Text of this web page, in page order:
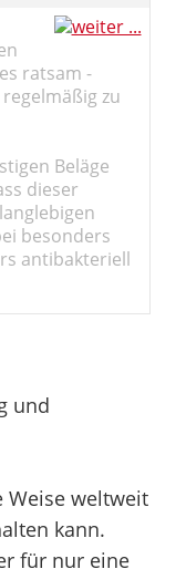
ratsam -
zu
Beläge
dieser
besonders
antibakteriell
und
Weise weltweit
kann.
für nur eine